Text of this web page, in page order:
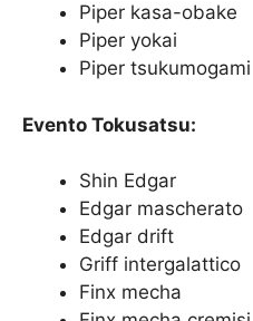
Piper kasa-obake
Piper yokai
Piper tsukumogami
Evento Tokusatsu:
Shin Edgar
Edgar mascherato
Edgar drift
Griff intergalattico
Finx mecha